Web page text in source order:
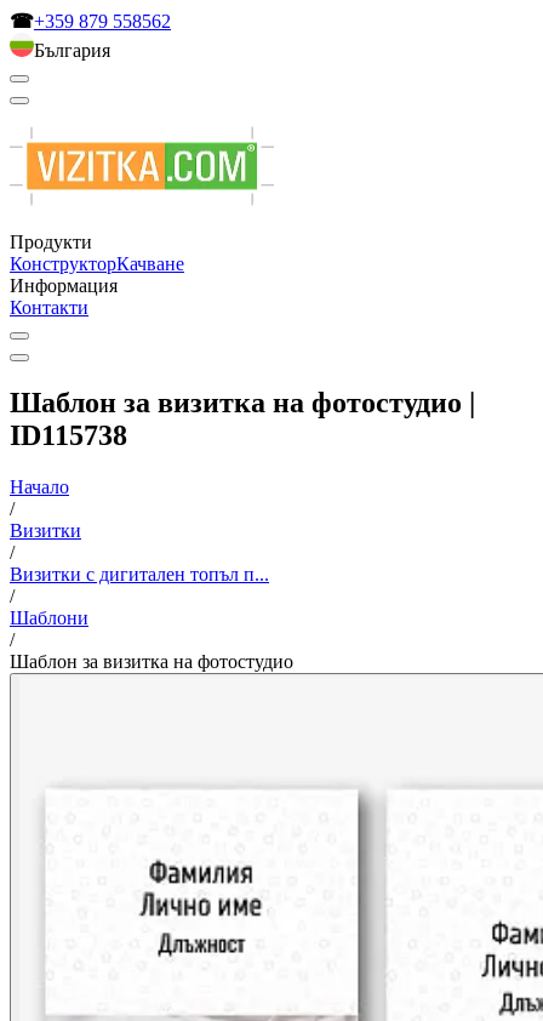
☎+359 879 558562
България
Продукти
КонструкторКачване
Информация
Контакти
Шаблон за визитка на фотостудио |
ID115738
Начало
/
Визитки
/
Визитки с дигитален топъл п...
/
Шаблони
/
Шаблон за визитка на фотостудио